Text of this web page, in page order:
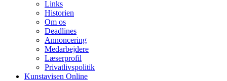
Links
Historien
Om os
Deadlines
Annoncering
Medarbejdere
Læserprofil
Privatlivspolitik
Kunstavisen Online